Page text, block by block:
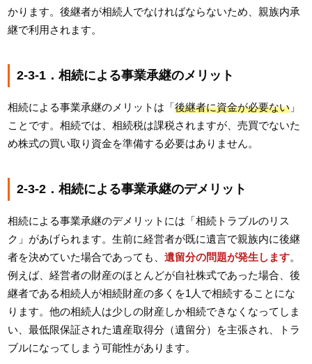
かります。後継者が相続人でなければならないため、親族内承
継で利用されます。
2-3-1．相続による事業承継のメリット
相続による事業承継のメリットは「後継者に資金が必要ない 」
ことです。相続では、相続税は課税されますが、売買でないた
め株式の買い取り資金を準備する必要はありません。
2-3-2．相続による事業承継のデメリット
相続による事業承継のデメリットには「相続トラブルのリス
ク」があげられます。生前に経営者が既に遺言で親族内に後継
者を決めていた場合であっても、遺留分の問題が発生します。
例えば、経営者の財産のほとんどが自社株式であった場合、後
継者である相続人が相続財産の多くを1人で相続することにな
ります。他の相続人は少しの財産しか相続できなくなってしま
い、最低限保証された遺産取得分（遺留分）を主張され、トラ
ブルになってしまう可能性があります。